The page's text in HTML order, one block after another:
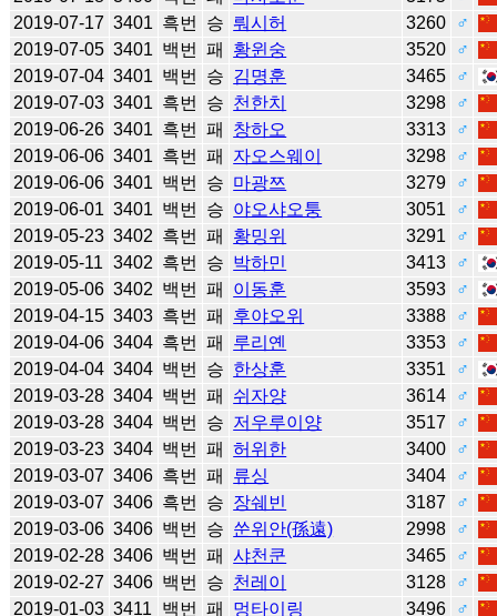
2019-07-17 3401 흑번 승 뤄시허 3260
♂
2019-07-05 3401 백번 패 황윈숭 3520
♂
2019-07-04 3401 백번 승 김명훈 3465
♂
2019-07-03 3401 흑번 승 천한치 3298
♂
2019-06-26 3401 흑번 패 창하오 3313
♂
2019-06-06 3401 흑번 패 자오스웨이 3298
♂
2019-06-06 3401 백번 승 마광쯔 3279
♂
2019-06-01 3401 백번 승 야오샤오퉁 3051
♂
2019-05-23 3402 흑번 패 황밍위 3291
♂
2019-05-11 3402 흑번 승 박하민 3413
♂
2019-05-06 3402 백번 패 이동훈 3593
♂
2019-04-15 3403 흑번 패 후야오위 3388
♂
2019-04-06 3404 흑번 패 루리옌 3353
♂
2019-04-04 3404 백번 승 한상훈 3351
♂
2019-03-28 3404 백번 패 쉬자양 3614
♂
2019-03-28 3404 백번 승 저우루이양 3517
♂
2019-03-23 3404 백번 패 허위한 3400
♂
2019-03-07 3406 흑번 패 류싱 3404
♂
2019-03-07 3406 흑번 승 장쉐빈 3187
♂
2019-03-06 3406 백번 승 쑨위안(孫遠) 2998
♂
2019-02-28 3406 백번 패 샤천쿤 3465
♂
2019-02-27 3406 백번 승 천레이 3128
♂
2019-01-03 3411 백번 패 멍타이링 3496
♂